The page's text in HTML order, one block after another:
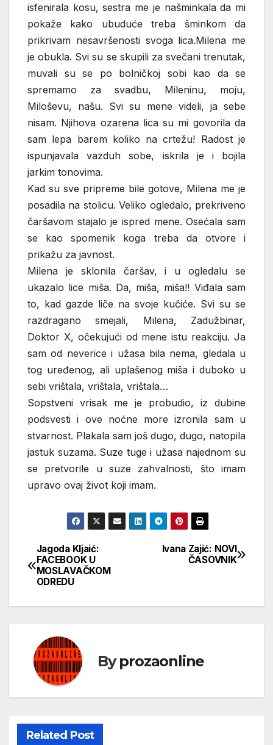
isfenirala kosu, sestra me je našminkala da mi
pokaže kako ubuduće treba šminkom da
prikrivam nesavršenosti svoga lica.Milena me
je obukla. Svi su se skupili za svečani trenutak,
muvali su se po bolničkoj sobi kao da se
spremamo za svadbu, Mileninu, moju,
Miloševu, našu. Svi su mene videli, ja sebe
nisam. Njihova ozarena lica su mi govorila da
sam lepa barem koliko na crtežu! Radost je
ispunjavala vazduh sobe, iskrila je i bojila
jarkim tonovima.
Kad su sve pripreme bile gotove, Milena me je
posadila na stolicu. Veliko ogledalo, prekriveno
čaršavom stajalo je ispred mene. Osećala sam
se kao spomenik koga treba da otvore i
prikažu za javnost.
Milena je sklonila čaršav, i u ogledalu se
ukazalo lice miša. Da, miša, miša!! Viđala sam
to, kad gazde liče na svoje kučiće. Svi su se
razdragano smejali, Milena, Zadužbinar,
Doktor X, očekujući od mene istu reakciju. Ja
sam od neverice i užasa bila nema, gledala u
tog uređenog, ali uplašenog miša i duboko u
sebi vrištala, vrištala, vrištala…
Sopstveni vrisak me je probudio, iz dubine
podsvesti i ove noćne more izronila sam u
stvarnost. Plakala sam još dugo, dugo, natopila
jastuk suzama. Suze tuge i užasa najednom su
se pretvorile u suze zahvalnosti, što imam
upravo ovaj život koji imam.
Кретање
чланка
Ivana Zajić: NOVI
ČASOVNIK
Jagoda Kljaić:
FACEBOOK U
MOSLAVAČKOM
ODREDU
Byprozaonline
Related Post